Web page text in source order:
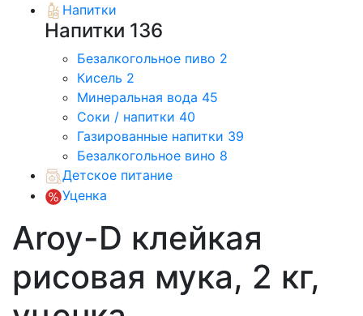
Напитки
Напитки 136
Безалкогольное пиво 2
Кисель 2
Минеральная вода 45
Соки / напитки 40
Газированные напитки 39
Безалкогольное вино 8
Детское питание
Уценка
Aroy-D клейкая
рисовая мука, 2 кг,